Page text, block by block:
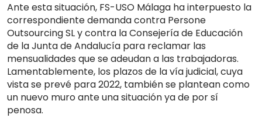
Ante esta situación, FS-USO Málaga ha interpuesto la
correspondiente demanda contra Persone
Outsourcing SL y contra la Consejería de Educación
de la Junta de Andalucía para reclamar las
mensualidades que se adeudan a las trabajadoras.
Lamentablemente, los plazos de la vía judicial, cuya
vista se prevé para 2022, también se plantean como
un nuevo muro ante una situación ya de por sí
penosa.